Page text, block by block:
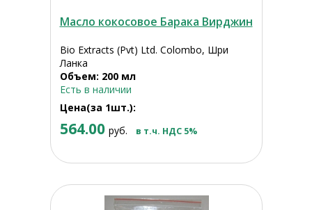
Масло кокосовое Барака Вирджин
Bio Extracts (Pvt) Ltd. Colombo, Шри
Ланка
Объем: 200 мл
Есть в наличии
Цена(за 1шт.):
564.00 руб. в т.ч. НДС 5%